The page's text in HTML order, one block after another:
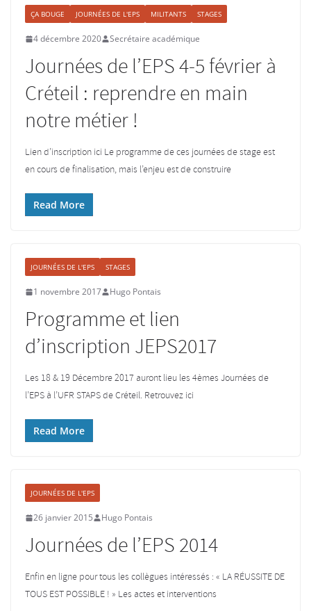
ÇA BOUGE JOURNÉES DE L'EPS MILITANTS STAGES
4 décembre 2020 Secrétaire académique
Journées de l’EPS 4-5 février à
Créteil : reprendre en main
notre métier !
Lien d’inscription ici Le programme de ces journées de stage est
en cours de finalisation, mais l’enjeu est de construire
Read More
JOURNÉES DE L'EPS STAGES
1 novembre 2017 Hugo Pontais
Programme et lien
d’inscription JEPS2017
Les 18 & 19 Décembre 2017 auront lieu les 4èmes Journées de
l’EPS à l’UFR STAPS de Créteil. Retrouvez ici
Read More
JOURNÉES DE L'EPS
26 janvier 2015 Hugo Pontais
Journées de l’EPS 2014
Enfin en ligne pour tous les collègues intéressés : « LA RÉUSSITE DE
TOUS EST POSSIBLE ! » Les actes et interventions